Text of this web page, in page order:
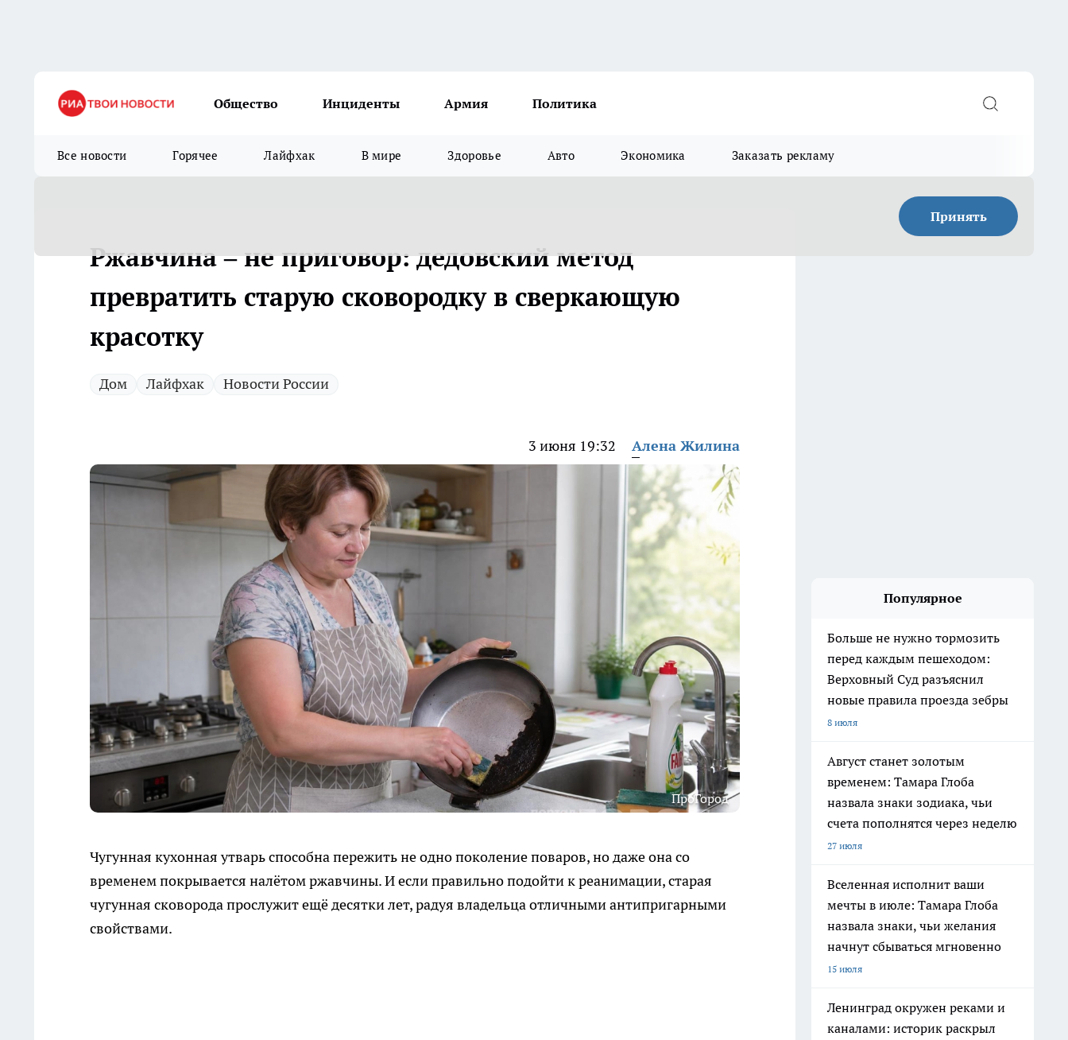
Общество Инциденты Армия Политика
Все новости Горячее Лайфхак В мире Здоровье Авто Экономика Заказать рекламу
Принять
Ржавчина – не приговор: дедовский метод
превратить старую сковородку в сверкающую
красотку
Дом Лайфхак Новости России
3 июня 19:32 Алена Жилина
ПроГород
Чугунная кухонная утварь способна пережить не одно поколение поваров, но даже она со
временем покрывается налётом ржавчины. И если правильно подойти к реанимации, старая
чугунная сковорода прослужит ещё десятки лет, радуя владельца отличными антипригарными
свойствами.
Популярное
Больше не нужно тормозить
перед каждым пешеходом:
Верховный Суд разъяснил
новые правила проезда зебры
8 июля
Август станет золотым
временем: Тамара Глоба
назвала знаки зодиака, чьи
счета пополнятся через неделю
27 июля
Вселенная исполнит ваши
мечты в июле: Тамара Глоба
назвала знаки, чьи желания
начнут сбываться мгновенно
15 июля
Ленинград окружен реками и
каналами: историк раскрыл